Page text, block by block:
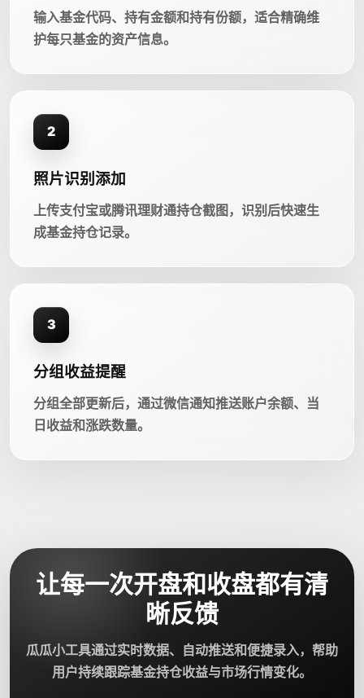
输入基金代码、持有金额和持有份额，适合精确维
护每只基金的资产信息。
2
照片识别添加
上传支付宝或腾讯理财通持仓截图，识别后快速生
成基金持仓记录。
3
分组收益提醒
分组全部更新后，通过微信通知推送账户余额、当
日收益和涨跌数量。
让每一次开盘和收盘都有清
晰反馈
瓜瓜小工具通过实时数据、自动推送和便捷录入，帮助
用户持续跟踪基金持仓收益与市场行情变化。